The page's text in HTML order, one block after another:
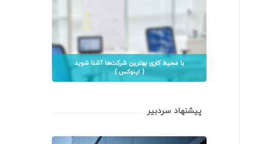
با محیط کاری بهترین شرکت‌ها آشنا شوید
( اینوکس )
پیشنهاد سردبیر